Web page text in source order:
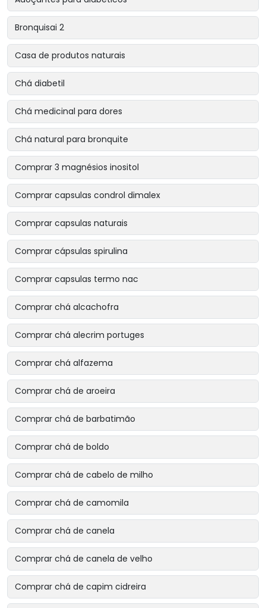
Bronquisai 2
Casa de produtos naturais
Chá diabetil
Chá medicinal para dores
Chá natural para bronquite
Comprar 3 magnésios inositol
Comprar capsulas condrol dimalex
Comprar capsulas naturais
Comprar cápsulas spirulina
Comprar capsulas termo nac
Comprar chá alcachofra
Comprar chá alecrim portuges
Comprar chá alfazema
Comprar chá de aroeira
Comprar chá de barbatimão
Comprar chá de boldo
Comprar chá de cabelo de milho
Comprar chá de camomila
Comprar chá de canela
Comprar chá de canela de velho
Comprar chá de capim cidreira